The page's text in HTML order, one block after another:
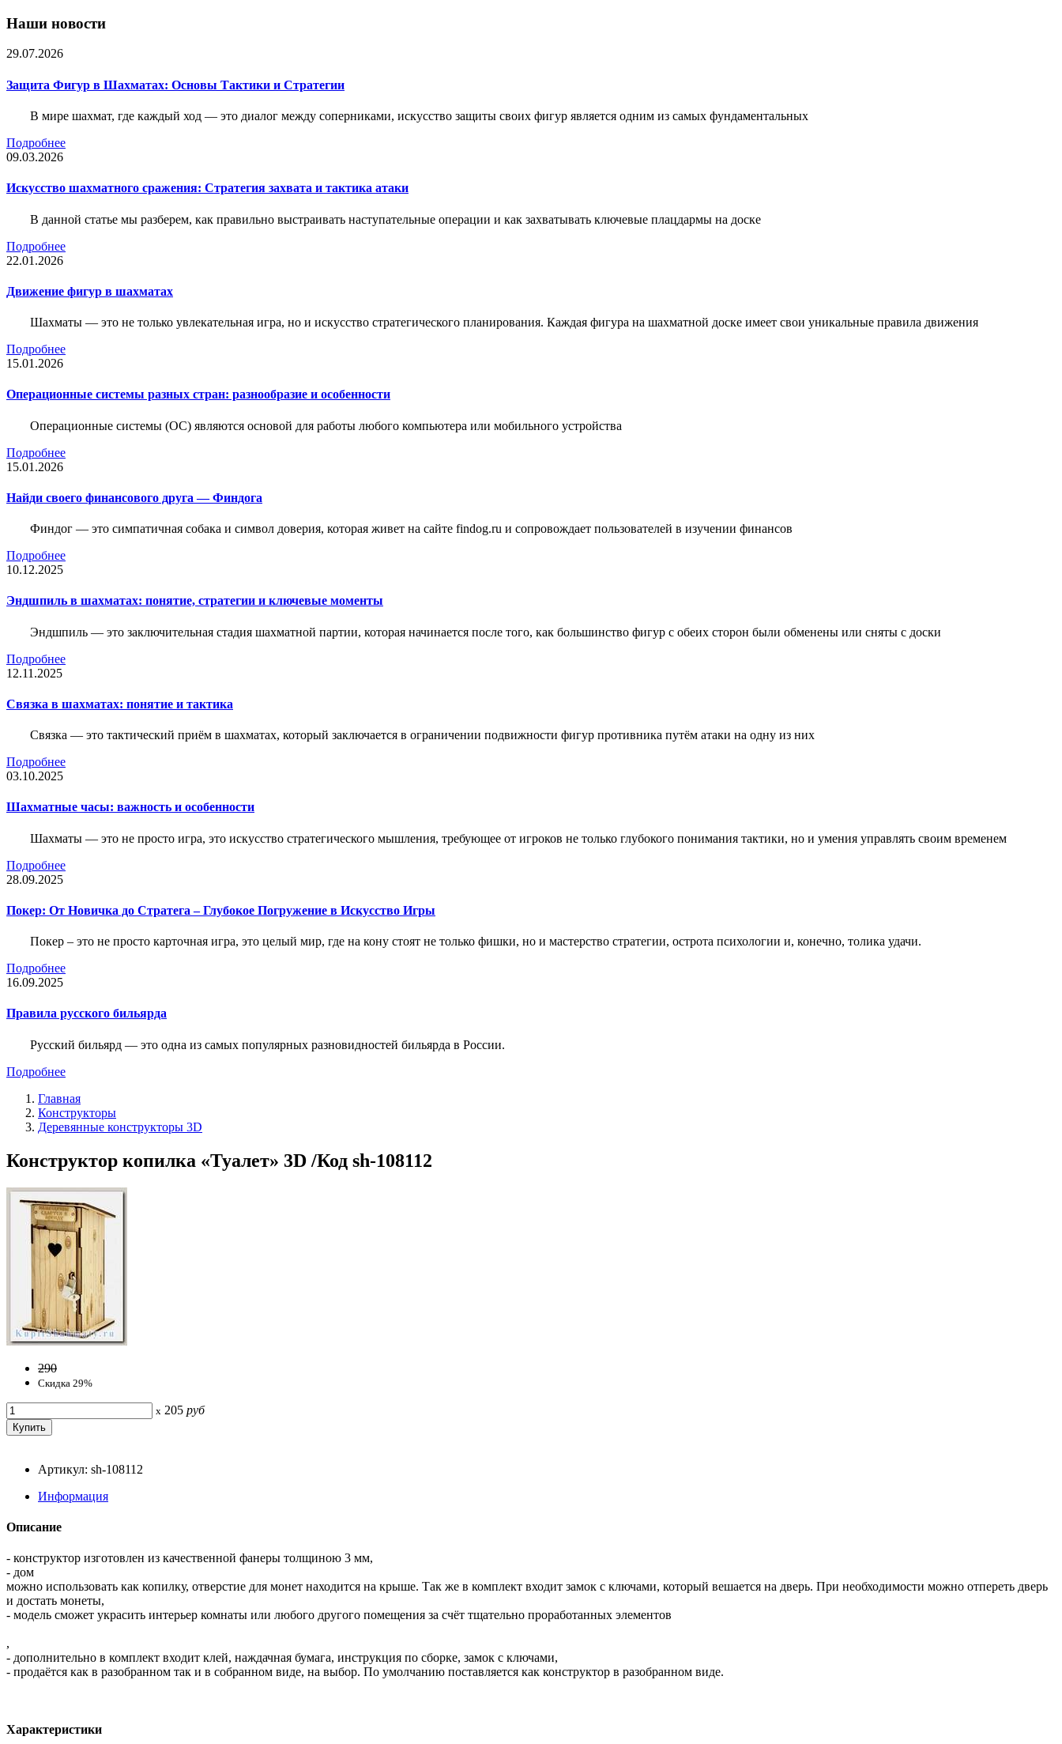
Наши новости
29.07.2026
Защита Фигур в Шахматах: Основы Тактики и Стратегии
В мире шахмат, где каждый ход — это диалог между соперниками, искусство защиты своих фигур является одним из самых фундаментальных
Подробнее
09.03.2026
Искусство шахматного сражения: Стратегия захвата и тактика атаки
В данной статье мы разберем, как правильно выстраивать наступательные операции и как захватывать ключевые плацдармы на доске
Подробнее
22.01.2026
Движение фигур в шахматах
Шахматы — это не только увлекательная игра, но и искусство стратегического планирования. Каждая фигура на шахматной доске имеет свои уникальные правила движения
Подробнее
15.01.2026
Операционные системы разных стран: разнообразие и особенности
Операционные системы (ОС) являются основой для работы любого компьютера или мобильного устройства
Подробнее
15.01.2026
Найди своего финансового друга — Финдога
Финдог — это симпатичная собака и символ доверия, которая живет на сайте findog.ru и сопровождает пользователей в изучении финансов
Подробнее
10.12.2025
Эндшпиль в шахматах: понятие, стратегии и ключевые моменты
Эндшпиль — это заключительная стадия шахматной партии, которая начинается после того, как большинство фигур с обеих сторон были обменены или сняты с доски
Подробнее
12.11.2025
Связка в шахматах: понятие и тактика
Связка — это тактический приём в шахматах, который заключается в ограничении подвижности фигур противника путём атаки на одну из них
Подробнее
03.10.2025
Шахматные часы: важность и особенности
Шахматы — это не просто игра, это искусство стратегического мышления, требующее от игроков не только глубокого понимания тактики, но и умения управлять своим временем
Подробнее
28.09.2025
Покер: От Новичка до Стратега – Глубокое Погружение в Искусство Игры
Покер – это не просто карточная игра, это целый мир, где на кону стоят не только фишки, но и мастерство стратегии, острота психологии и, конечно, толика удачи.
Подробнее
16.09.2025
Правила русского бильярда
Русский бильярд — это одна из самых популярных разновидностей бильярда в России.
Подробнее
Главная
Конструкторы
Деревянные конструкторы 3D
Конструктор копилка «Туалет» 3D /Код sh-108112
290
Скидка 29%
x 205 руб
Артикул: sh-108112
Информация
Описание
- конструктор изготовлен из качественной фанеры толщиною 3 мм,
- дом
можно использовать как копилку, отверстие для монет находится на крыше. Так же в комплект входит замок с ключами, который вешается на дверь. При необходимости можно отпереть дверь
и достать монеты,
- модель сможет украсить интерьер комнаты или любого другого помещения за счёт тщательно проработанных элементов
,
- дополнительно в комплект входит клей, наждачная бумага, инструкция по сборке, замок с ключами,
- продаётся как в разобранном так и в собранном виде, на выбор. По умолчанию поставляется как конструктор в разобранном виде.
Характеристики